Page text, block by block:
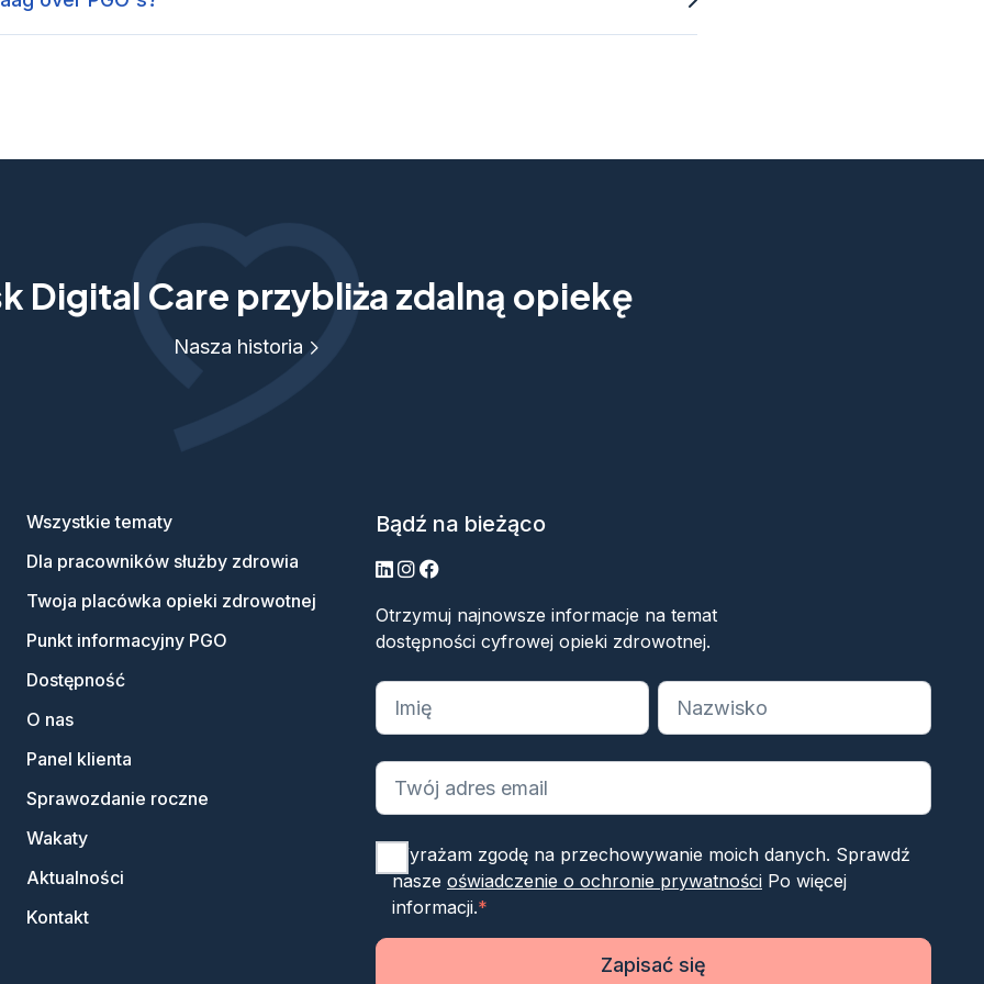
Digital Care przybliża zdalną opiekę
Nasza historia
Wszystkie tematy
Dla pracowników służby zdrowia
Twoja placówka opieki zdrowotnej
Punkt informacyjny PGO
Dostępność
O nas
Panel klienta
Sprawozdanie roczne
Wakaty
Aktualności
Kontakt
Bądź na bieżąco
LinkedIn
Instagram
Facebook
Otrzymuj najnowsze informacje na temat
dostępności cyfrowej opieki zdrowotnej.
„*” oznacza wymagane pola
Wyrażam zgodę na przechowywanie moich danych. Sprawdź
nasze oświadczenie o ochronie prywatnościPo więcej
informacji.*
Zapisać się